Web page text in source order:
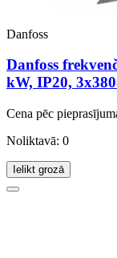
Danfoss
Danfoss
kW, IP20,
Cena pēc
Noliktavā: 0
Ielikt grozā